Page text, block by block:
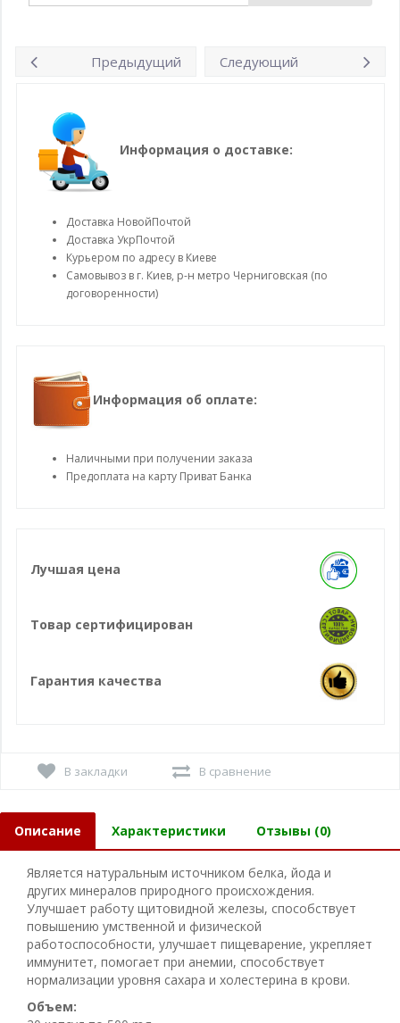
Предыдущий Следующий
Информация о доставке:
Доставка НовойПочтой
Доставка УкрПочтой
Курьером по адресу в Киеве
Самовывоз в г. Киев, р-н метро Черниговская (по
договоренности)
Информация об оплате:
Наличными при получении заказа
Предоплата на карту Приват Банка
Лучшая цена
Товар сертифицирован
Гарантия качества
В закладки В сравнение
Описание Характеристики Отзывы (0)
Является натуральным источником белка, йода и
других минералов природного происхождения.
Улучшает работу щитовидной железы, способствует
повышению умственной и физической
работоспособности, улучшает пищеварение, укрепляет
иммунитет, помогает при анемии, способствует
нормализации уровня сахара и холестерина в крови.
Объем: